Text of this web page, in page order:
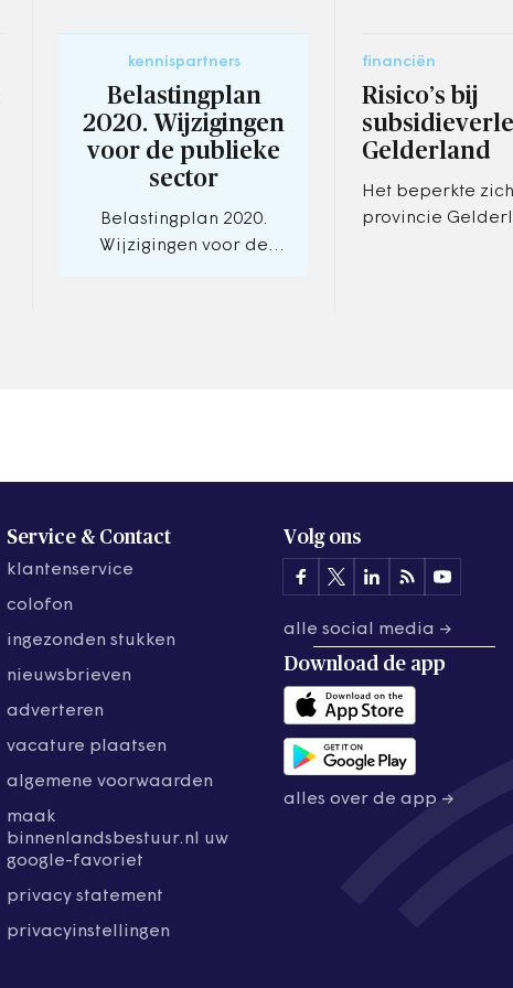
kennispartners
Belastingplan
2020. Wijzigingen
voor de publieke
sector
Belastingplan 2020.
Wijzigingen voor de
financiën
Risico’s bij
Gelderland
Het beperkte
provincie
Service & Contact
klantenservice
colofon
ingezonden stukken
nieuwsbrieven
adverteren
vacature plaatsen
algemene voorwaarden
maak
binnenlandsbestuur.nl uw
google-favoriet
privacy statement
privacyinstellingen
Volg ons
alle social media →
Download de app
alles over de app →